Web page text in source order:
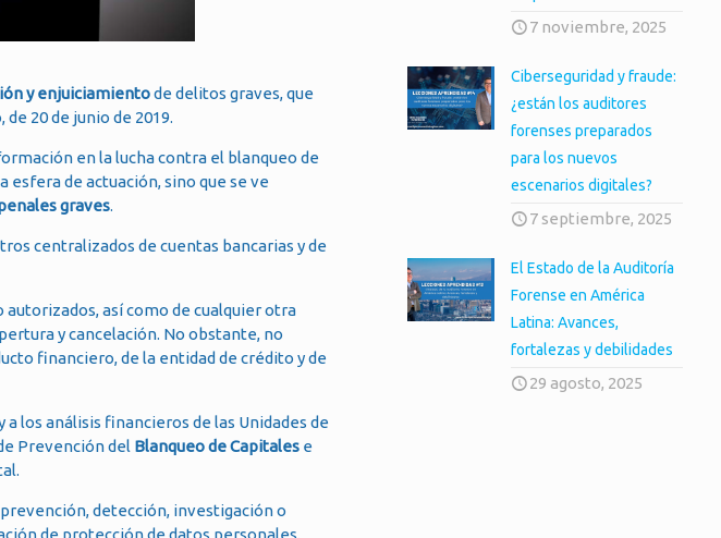
y enjuiciamientode delitos graves, que
20 de junio de 2019.
en la lucha contra el blanqueo de
esfera de actuación, sino que se ve
graves.
centralizados de cuentas bancarias y de
así como de cualquier otra
y cancelación. No obstante, no
financiero, de la entidad de crédito y de
los análisis financieros de las Unidades de
Prevención del Blanqueo de Capitales e
detección, investigación o
de protección de datos personales.
7 noviembre, 2025
Ciberseguridad y fraude:
¿están los auditores
forenses preparados
para los nuevos
escenarios digitales?
7 septiembre, 2025
El Estado de la Auditoría
Forense en América
Latina: Avances,
fortalezas y debilidades
29 agosto, 2025